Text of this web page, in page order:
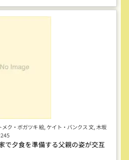
メク・ボガツキ 絵, ケイト・バンクス 文, 木坂
で夕食を準備する父親の姿が交互